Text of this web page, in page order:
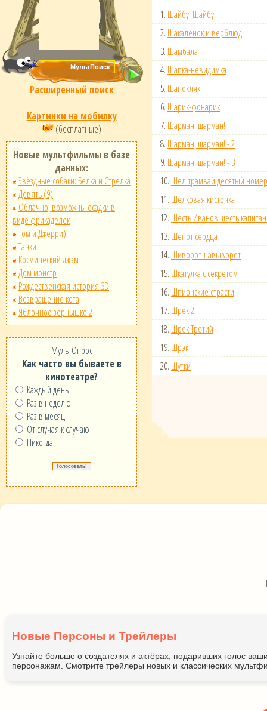
Расширенный поиск
Картинки на мобилку
(бесплатные)
Новые мультфильмы в базе
данных:
Звёздные собаки: Белка и Стрелка
Девять (9)
Облачно, возможны осадки в
виде фрикаделек
Том и Джерри)
Тачки
Космический джэм
Дом монстр
Рождественская история 3D
Возвращение кота
Яблочное зернышко 2
МультОпрос
Как часто вы бываете в
кинотеатре?
Каждый день
Раз в неделю
Раз в месяц
От случая к случаю
Никогда
1. Шайбу! Шайбу!
2. Шакаленок и верблюд
3. Шамбала
4. Шапка-невидимка
5. Шапокляк
6. Шарик-фонарик
7. Шарман, шарман!
8. Шарман, шарман! - 2
9. Шарман, шарман! - 3
10. Шел трамвай десятый номер
11. Шелковая кисточка
12. Шесть Иванов шесть
13. Шёпот сердца
14. Шиворот-навыворот
15. Шкатулка с секретом
16. Шпионские страсти
17. Шрек 2
18. Шрек Третий
19. Шрэк
20. Шутки
Новые Персоны и Трейлеры
Узнайте больше о создателях и актёрах, подаривших голос
персонажам. Смотрите трейлеры новых и классических